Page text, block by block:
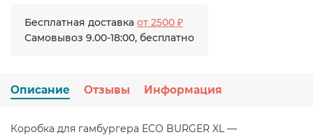
Бесплатная доставка от 2500 ₽
Самовывоз 9.00-18:00, бесплатно
Описание Отзывы Информация
Коробка для гамбургера ECO BURGER XL —